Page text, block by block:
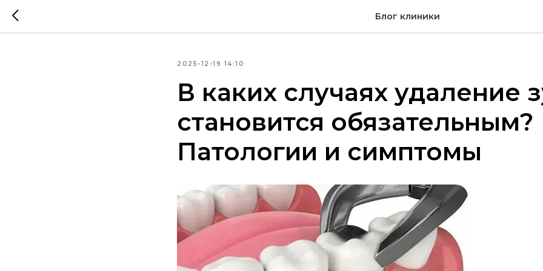
Блог клиники
2025-12-19 14:10
В каких случаях удаление
становится обязательным?
Патологии и симптомы